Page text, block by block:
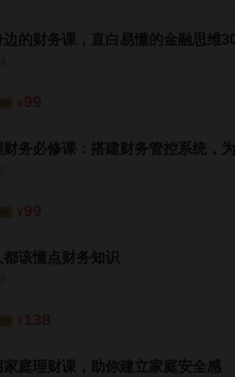
边的财务课，直白易懂的金融思维
财务必修课：搭建财务管控系统，
都该懂点财务知识
家庭理财课，助你建立家庭安全感